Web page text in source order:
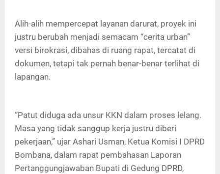
Alih-alih mempercepat layanan darurat, proyek ini
justru berubah menjadi semacam “cerita urban”
versi birokrasi, dibahas di ruang rapat, tercatat di
dokumen, tetapi tak pernah benar-benar terlihat di
lapangan.
“Patut diduga ada unsur KKN dalam proses lelang.
Masa yang tidak sanggup kerja justru diberi
pekerjaan,” ujar Ashari Usman, Ketua Komisi I DPRD
Bombana, dalam rapat pembahasan Laporan
Pertanggungjawaban Bupati di Gedung DPRD,